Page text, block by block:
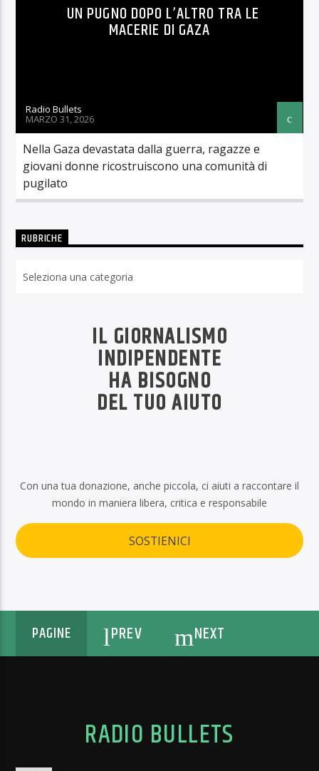
UN PUGNO DOPO L’ALTRO TRA LE
MACERIE DI GAZA
Radio Bullets
MARZO 31, 2026
Nella Gaza devastata dalla guerra, ragazze e
giovani donne ricostruiscono una comunità di
pugilato
RUBRICHE
IL GIORNALISMO
INDIPENDENTE
HA BISOGNO
DEL TUO AIUTO
Con una tua donazione, anche piccola, ci aiuti a raccontare il
mondo in maniera libera, critica e responsabile
SOSTIENICI
PAGINE PREV NEXT
RADIO BULLETS